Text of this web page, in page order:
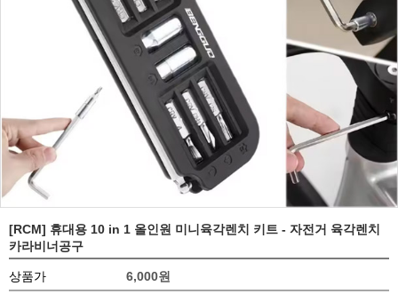
[RCM] 휴대용 10 in 1 올인원 미니육각렌치 키트 - 자전거 육각렌치
카라비너공구
상품가 6,000원